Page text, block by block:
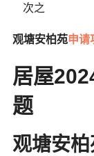
次之
观塘安柏苑申请
居屋
题
观塘安柏